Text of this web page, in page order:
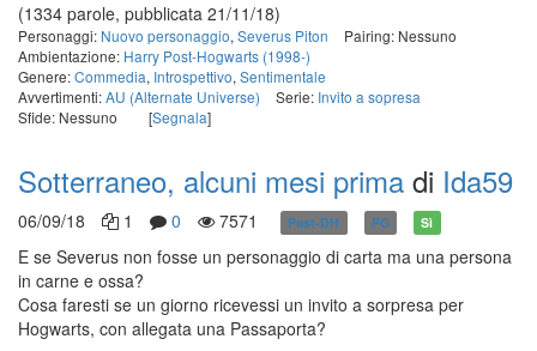
(1334 parole, pubblicata 21/11/18)
Personaggi: Nuovo personaggio, Severus Piton
Pairing: Nessuno
Ambientazione: Harry Post-Hogwarts (1998-)
Genere:Commedia, Introspettivo, Sentimentale
Avvertimenti:AU (Alternate Universe) Serie: Invito a sopresa
Sfide: Nessuno
[Segnala]
Sotterraneo, alcuni mesi prima di Ida59
06/09/18 1 0 7571 Post-DH PG Sì
E se Severus non fosse un personaggio di carta ma una persona
in carne e ossa?
Cosa faresti se un giorno ricevessi un invito a sorpresa per
Hogwarts, con allegata una Passaporta?